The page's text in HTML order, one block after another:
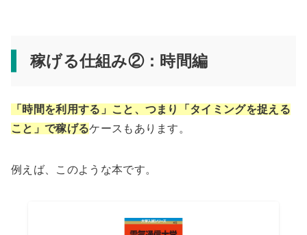
稼げる仕組み②：時間編
「時間を利用する」こと、つまり「タイミングを捉える
こと」で稼げるケースもあります。
例えば、このような本です。